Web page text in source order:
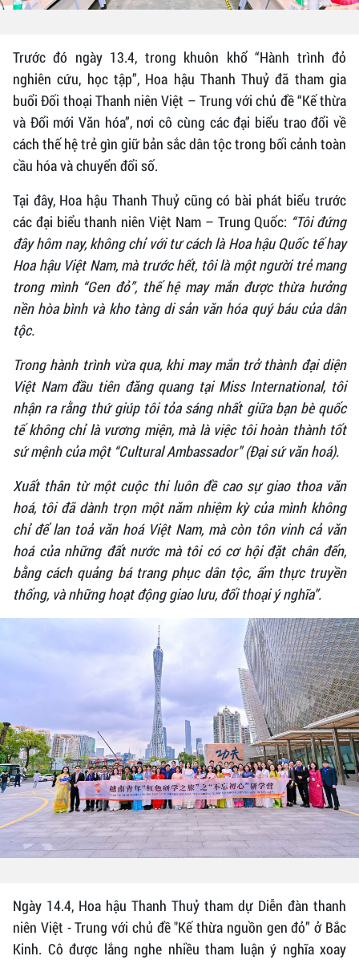
Trước đó ngày 13.4, trong khuôn khổ “Hành trình đỏ
nghiên cứu, học tập”, Hoa hậu Thanh Thuỷ đã tham gia
buổi Đối thoại Thanh niên Việt – Trung với chủ đề “Kế thừa
và Đổi mới Văn hóa”, nơi cô cùng các đại biểu trao đổi về
cách thế hệ trẻ gìn giữ bản sắc dân tộc trong bối cảnh toàn
cầu hóa và chuyển đổi số.
Tại đây, Hoa hậu Thanh Thuỷ cũng có bài phát biểu trước
các đại biểu thanh niên Việt Nam – Trung Quốc: “Tôi đứng
đây hôm nay, không chỉ với tư cách là Hoa hậu Quốc tế hay
Hoa hậu Việt Nam, mà trước hết, tôi là một người trẻ mang
trong mình “Gen đỏ”, thế hệ may mắn được thừa hưởng
nền hòa bình và kho tàng di sản văn hóa quý báu của dân
tộc.
Trong hành trình vừa qua, khi may mắn trở thành đại diện
Việt Nam đầu tiên đăng quang tại Miss International, tôi
nhận ra rằng thứ giúp tôi tỏa sáng nhất giữa bạn bè quốc
tế không chỉ là vương miện, mà là việc tôi hoàn thành tốt
sứ mệnh của một “Cultural Ambassador” (Đại sứ văn hoá).
Xuất thân từ một cuộc thi luôn đề cao sự giao thoa văn
hoá, tôi đã dành trọn một năm nhiệm kỳ của mình không
chỉ để lan toả văn hoá Việt Nam, mà còn tôn vinh cả văn
hoá của những đất nước mà tôi có cơ hội đặt chân đến,
bằng cách quảng bá trang phục dân tộc, ẩm thực truyền
thống, và những hoạt động giao lưu, đối thoại ý nghĩa”.
Ngày 14.4, Hoa hậu Thanh Thuỷ tham dự Diễn đàn thanh
niên Việt - Trung với chủ đề "Kế thừa nguồn gen đỏ” ở Bắc
Kinh. Cô được lắng nghe nhiều tham luận ý nghĩa xoay